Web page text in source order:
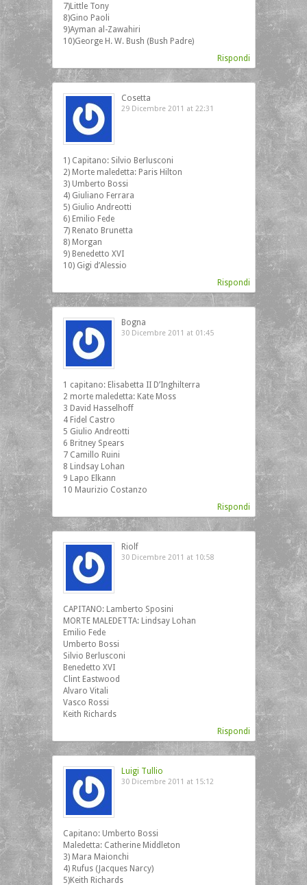
7)Little Tony
8)Gino Paoli
9)Ayman al-Zawahiri
10)George H. W. Bush (Bush Padre)
Rispondi
Cosetta
29 Dicembre 2011 at 22:31
1) Capitano: Silvio Berlusconi
2) Morte maledetta: Paris Hilton
3) Umberto Bossi
4) Giuliano Ferrara
5) Giulio Andreotti
6) Emilio Fede
7) Renato Brunetta
8) Morgan
9) Benedetto XVI
10) Gigi d’Alessio
Rispondi
Bogna
30 Dicembre 2011 at 01:45
1 capitano: Elisabetta II D’Inghilterra
2 morte maledetta: Kate Moss
3 David Hasselhoff
4 Fidel Castro
5 Giulio Andreotti
6 Britney Spears
7 Camillo Ruini
8 Lindsay Lohan
9 Lapo Elkann
10 Maurizio Costanzo
Rispondi
Riolf
30 Dicembre 2011 at 10:58
CAPITANO: Lamberto Sposini
MORTE MALEDETTA: Lindsay Lohan
Emilio Fede
Umberto Bossi
Silvio Berlusconi
Benedetto XVI
Clint Eastwood
Alvaro Vitali
Vasco Rossi
Keith Richards
Rispondi
Luigi Tullio
30 Dicembre 2011 at 15:12
Capitano: Umberto Bossi
Maledetta: Catherine Middleton
3) Mara Maionchi
4) Rufus (Jacques Narcy)
5)Keith Richards